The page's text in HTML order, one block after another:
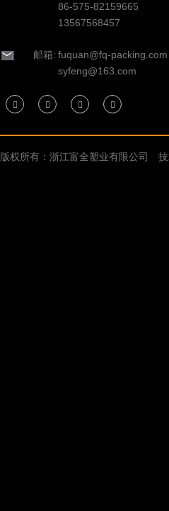
86-575-82159665
13567568457
邮箱: fuquan@fq-packing.com
syfeng@163.com
版权所有：浙江富全塑业有限公司